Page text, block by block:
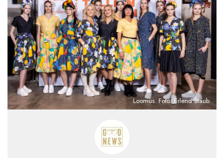
Loomus. Foto: Erlend Štaub